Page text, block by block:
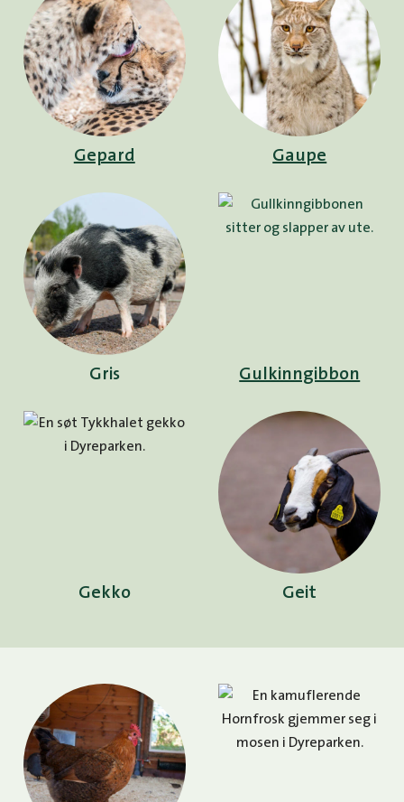
Gepard Gaupe
Gris Gulkinngibbon
Gekko Geit